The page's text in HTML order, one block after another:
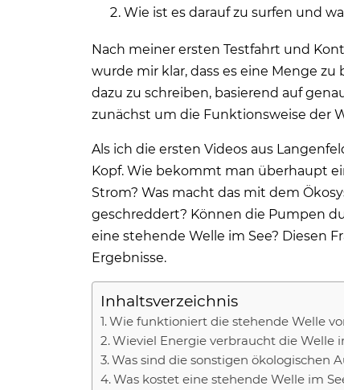
Wie ist es darauf zu surfen und
Nach meiner ersten Testfahrt und
wurde mir klar, dass es eine Menge
dazu zu schreiben, basierend auf
zunächst um die Funktionsweise der
Als ich die ersten Videos aus
Kopf. Wie bekommt man überhaupt
Strom? Was macht das mit dem
geschreddert? Können die Pumpen
eine stehende Welle im See? Diesen
Ergebnisse.
Inhaltsverzeichnis
Wie funktioniert die stehende Welle
Wieviel Energie verbraucht die Welle
Was sind die sonstigen ökologischen
Was kostet eine stehende Welle im